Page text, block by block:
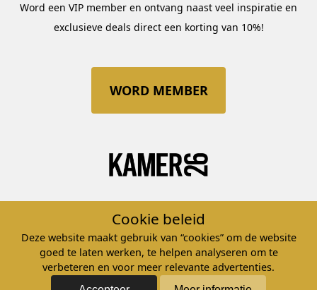
Word een VIP member en ontvang naast veel inspiratie en
exclusieve deals direct een korting van 10%!
WORD MEMBER
WhatsappofBel
Of ga naar onze klantenservice
©2026 ATELIER KAMER26 – KvK: 32107029 – BTW nr.
NL8142.59.662.B01
Cookie beleid
Deze website maakt gebruik van “cookies” om de website
goed te laten werken, te helpen analyseren om te
verbeteren en voor meer relevante advertenties.